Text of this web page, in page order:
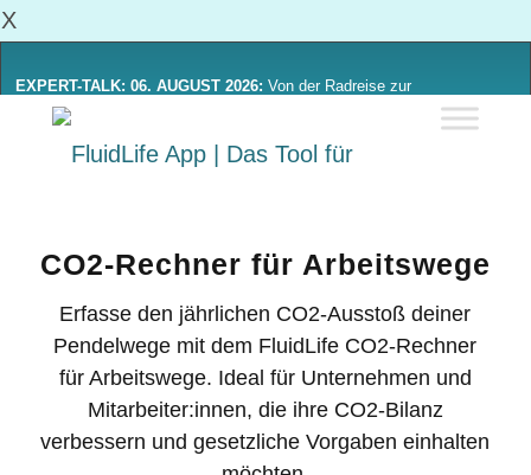
X
EXPERT-TALK: 06. AUGUST 2026: Von der Radreise zur
Alltagsmobilität: Was sich von Radinitiativen lernen lässt
CO2-Rechner für Arbeitswege
Erfasse den jährlichen CO2-Ausstoß deiner
Pendelwege mit dem FluidLife CO2-Rechner
für Arbeitswege. Ideal für Unternehmen und
Mitarbeiter:innen, die ihre CO2-Bilanz
verbessern und gesetzliche Vorgaben einhalten